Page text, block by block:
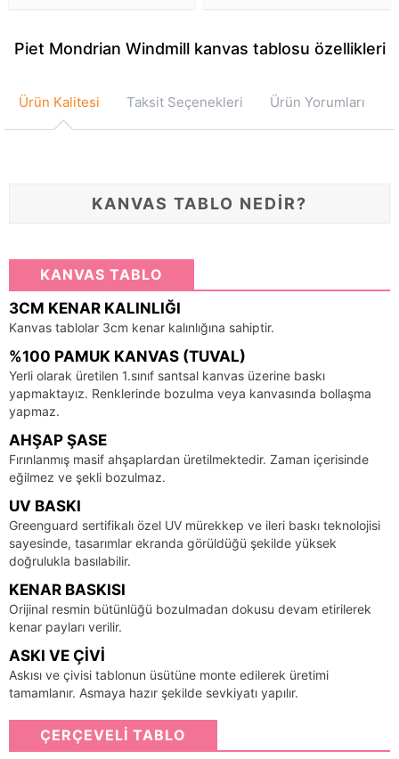
Piet Mondrian Windmill kanvas tablosu özellikleri
Ürün Kalitesi Taksit Seçenekleri Ürün Yorumları
KANVAS TABLO NEDİR?
KANVAS TABLO
3CM KENAR KALINLIĞI
Kanvas tablolar 3cm kenar kalınlığına sahiptir.
%100 PAMUK KANVAS (TUVAL)
Yerli olarak üretilen 1.sınıf santsal kanvas üzerine baskı
yapmaktayız. Renklerinde bozulma veya kanvasında bollaşma
yapmaz.
AHŞAP ŞASE
Fırınlanmış masif ahşaplardan üretilmektedir. Zaman içerisinde
eğilmez ve şekli bozulmaz.
UV BASKI
Greenguard sertifikalı özel UV mürekkep ve ileri baskı teknolojisi
sayesinde, tasarımlar ekranda görüldüğü şekilde yüksek
doğrulukla basılabilir.
KENAR BASKISI
Orijinal resmin bütünlüğü bozulmadan dokusu devam etirilerek
kenar payları verilir.
ASKI VE ÇIVI
Askısı ve çivisi tablonun üsütüne monte edilerek üretimi
tamamlanır. Asmaya hazır şekilde sevkiyatı yapılır.
ÇERÇEVELİ TABLO